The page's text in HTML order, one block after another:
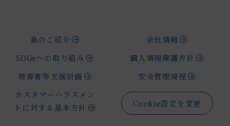
島のご紹介
会社情報
SDGsへの取り組み
個人情報保護方針
被害者等支援計画
安全管理規程
カスタマーハラスメン
トに対する基本方針
Cookie設定を変更